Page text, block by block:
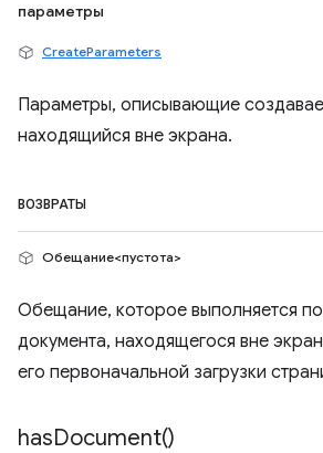
параметры
CreateParameters
Параметры, описывающие
находящийся вне экрана.
ВОЗВРАТЫ
Обещание<пустота>
Обещание, которое выполняется
документа, находящегося вне
его первоначальной загрузки
hasDocument()